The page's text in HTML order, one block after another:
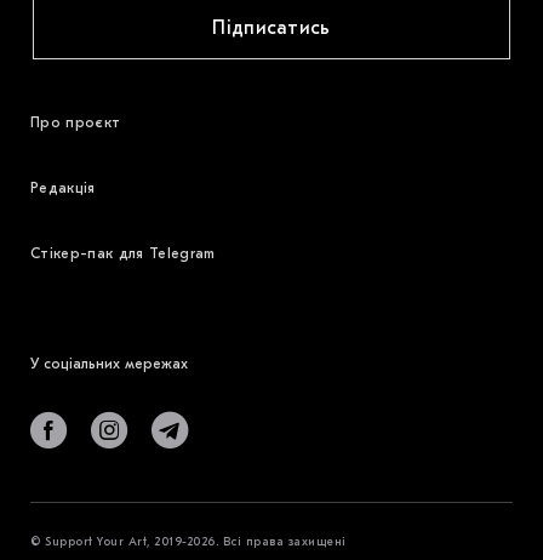
Підписатись
Про проєкт
Редакція
Стікер-пак для Telegram
У соціальних мережах
© Support Your Art, 2019-2026. Всі права захищені